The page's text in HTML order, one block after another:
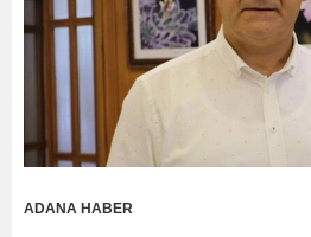
ADANA HABER